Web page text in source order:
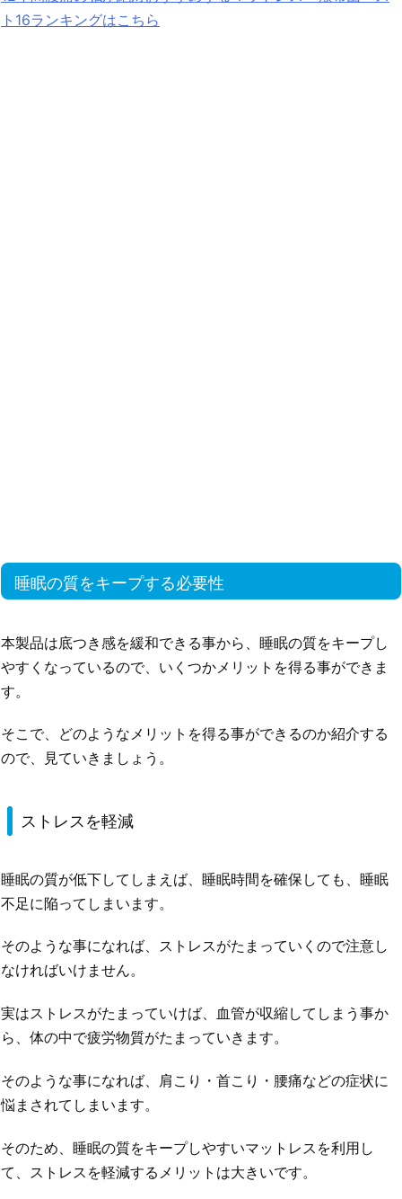
ト16ランキングはこちら
睡眠の質をキープする必要性
本製品は底つき感を緩和できる事から、睡眠の質をキープし
やすくなっているので、いくつかメリットを得る事ができま
す。
そこで、どのようなメリットを得る事ができるのか紹介する
ので、見ていきましょう。
ストレスを軽減
睡眠の質が低下してしまえば、睡眠時間を確保しても、睡眠
不足に陥ってしまいます。
そのような事になれば、ストレスがたまっていくので注意し
なければいけません。
実はストレスがたまっていけば、血管が収縮してしまう事か
ら、体の中で疲労物質がたまっていきます。
そのような事になれば、肩こり・首こり・腰痛などの症状に
悩まされてしまいます。
そのため、睡眠の質をキープしやすいマットレスを利用し
て、ストレスを軽減するメリットは大きいです。